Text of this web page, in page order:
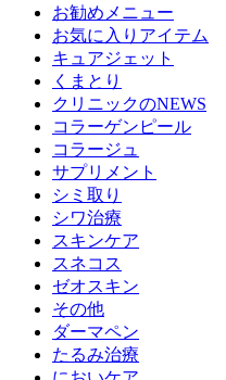
お勧めメニュー
お気に入りアイテム
キュアジェット
くまとり
クリニックのNEWS
コラーゲンピール
コラージュ
サプリメント
シミ取り
シワ治療
スキンケア
スネコス
ゼオスキン
その他
ダーマペン
たるみ治療